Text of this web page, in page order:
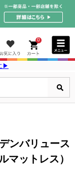
0
▶
ンバリュース
ットレス）